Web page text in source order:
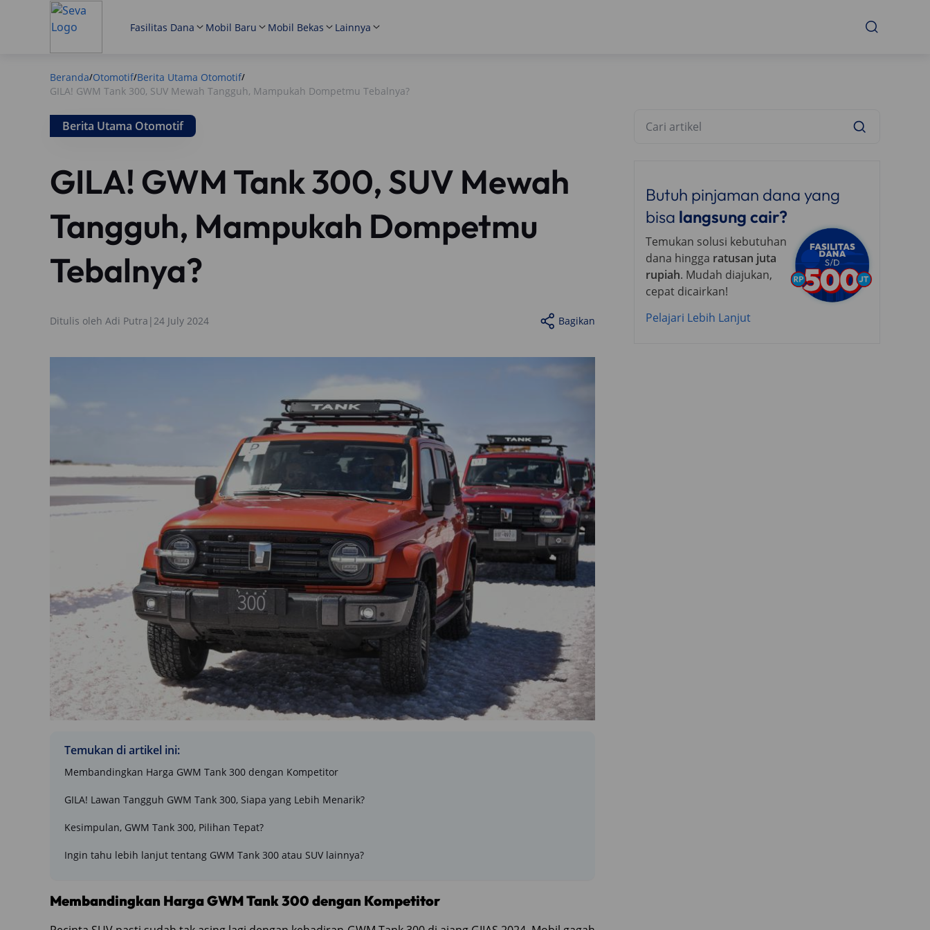
Fasilitas Dana Mobil Baru Mobil Bekas Lainnya
Beranda/Otomotif/Berita Utama Otomotif/
GILA! GWM Tank 300, SUV Mewah Tangguh, Mampukah Dompetmu Tebalnya?
Berita Utama Otomotif
GILA! GWM Tank 300, SUV Mewah
Tangguh, Mampukah Dompetmu
Tebalnya?
Ditulis oleh Adi Putra | 24 July 2024 Bagikan
Temukan di artikel ini:
Membandingkan Harga GWM Tank 300 dengan Kompetitor
GILA! Lawan Tangguh GWM Tank 300, Siapa yang Lebih Menarik?
Kesimpulan, GWM Tank 300, Pilihan Tepat?
Ingin tahu lebih lanjut tentang GWM Tank 300 atau SUV lainnya?
Membandingkan Harga GWM Tank 300 dengan Kompetitor
Butuh pinjaman dana yang
bisa langsung cair?
Temukan solusi kebutuhan
dana hingga ratusan juta
rupiah. Mudah diajukan,
cepat dicairkan!
Pelajari Lebih Lanjut